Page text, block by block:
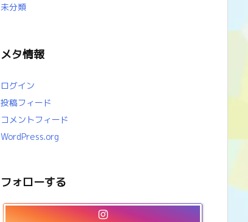
未分類
メタ情報
ログイン
投稿フィード
コメントフィード
WordPress.org
フォローする